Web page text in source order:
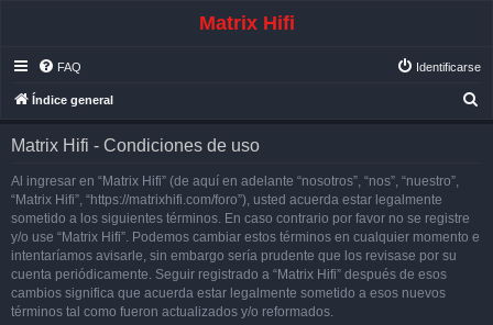
Matrix Hifi
FAQ Identificarse
Índice general
Matrix Hifi - Condiciones de uso
Al ingresar en “Matrix Hifi” (de aquí en adelante “nosotros”, “nos”, “nuestro”,
“Matrix Hifi”, “https://matrixhifi.com/foro”), usted acuerda estar legalmente
sometido a los siguientes términos. En caso contrario por favor no se registre
y/o use “Matrix Hifi”. Podemos cambiar estos términos en cualquier momento e
intentaríamos avisarle, sin embargo sería prudente que los revisase por su
cuenta periódicamente. Seguir registrado a “Matrix Hifi” después de esos
cambios significa que acuerda estar legalmente sometido a esos nuevos
términos tal como fueron actualizados y/o reformados.